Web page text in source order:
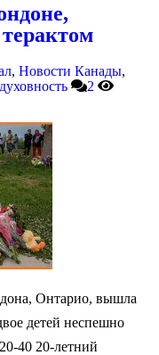
, Новости Канады,
2
Онтарио, вышла
детей неспешно
40 20-летний